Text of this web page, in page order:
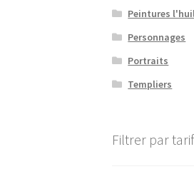
Peintures
Personnages
Portraits
Templiers
Filtrer par tarif